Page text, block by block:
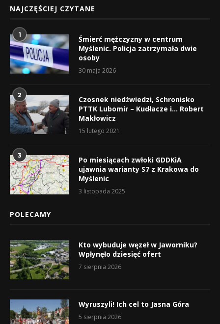
NAJCZĘŚCIEJ CZYTANE
1
Śmierć mężczyzny w centrum
Myślenic. Policja zatrzymała dwie
osoby
30 maja 2026
2
Czosnek niedźwiedzi, Schronisko
PTTK Lubomir – Kudłacze i… Robert
Makłowicz
15 lutego 2021
3
Po miesiącach zwłoki GDDKiA
ujawnia warianty S7 z Krakowa do
Myślenic
3 listopada 2025
POLECAMY
Kto wybuduje węzeł w Jaworniku?
Wpłynęło dziesięć ofert
7 sierpnia 2026
Wyruszyli! Ich cel to Jasna Góra
5 sierpnia 2026